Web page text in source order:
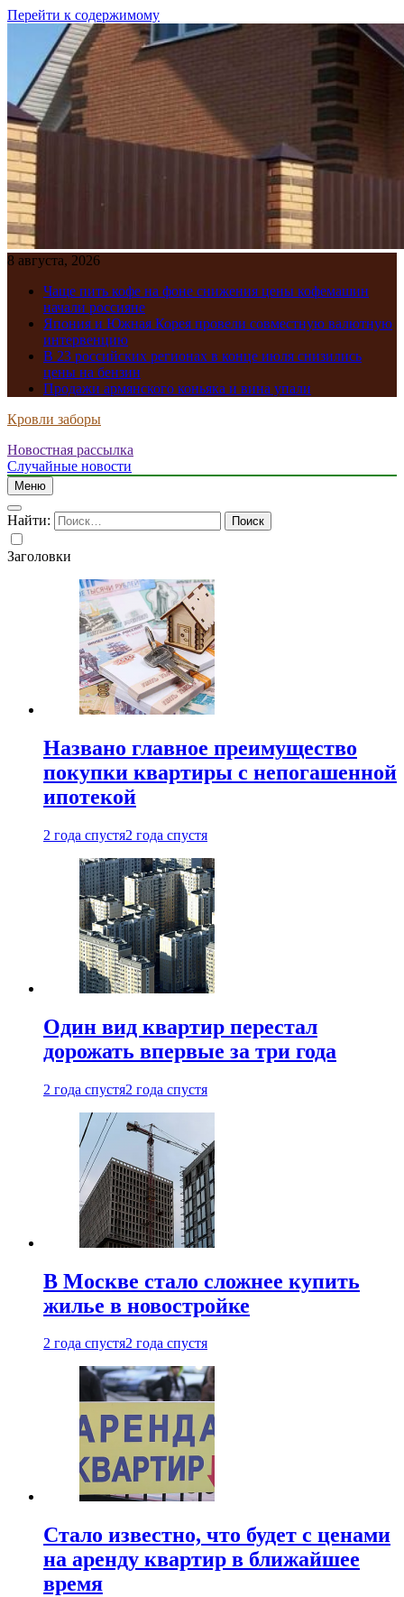
Перейти к содержимому
8 августа, 2026
Чаще пить кофе на фоне снижения цены кофемашин
начали россияне
Япония и Южная Корея провели совместную валютную
интервенцию
В 23 российских регионах в конце июля снизились
цены на бензин
Продажи армянского коньяка и вина упали
Кровли заборы
Новостная рассылка
Случайные новости
Меню
Найти:
Заголовки
Названо главное преимущество
покупки квартиры с непогашенной
ипотекой
2 года спустя2 года спустя
Один вид квартир перестал
дорожать впервые за три года
2 года спустя2 года спустя
В Москве стало сложнее купить
жилье в новостройке
2 года спустя2 года спустя
Стало известно, что будет с ценами
на аренду квартир в ближайшее
время